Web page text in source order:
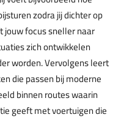
zodra jij dichter op
jouw focus sneller naar
zich ontwikkelen
worden. Vervolgens leert
die passen bij moderne
binnen routes waarin
geeft met voertuigen die